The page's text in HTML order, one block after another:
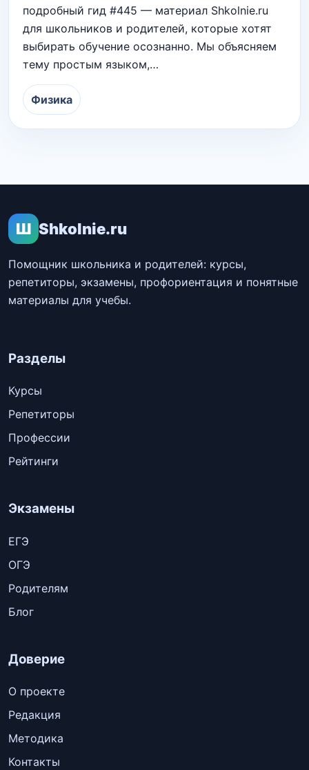
подробный гид #445 — материал Shkolnie.ru
для школьников и родителей, которые хотят
выбирать обучение осознанно. Мы объясняем
тему простым языком,…
Физика
Ш Shkolnie.ru
Помощник школьника и родителей: курсы,
репетиторы, экзамены, профориентация и понятные
материалы для учебы.
Разделы
Курсы
Репетиторы
Профессии
Рейтинги
Экзамены
ЕГЭ
ОГЭ
Родителям
Блог
Доверие
О проекте
Редакция
Методика
Контакты